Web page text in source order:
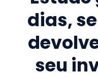
dias,
seu